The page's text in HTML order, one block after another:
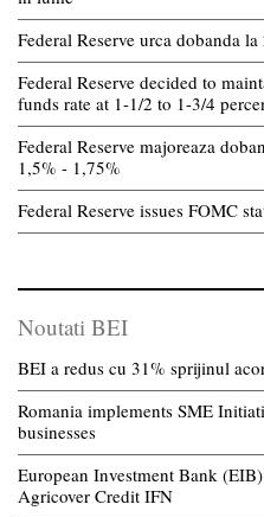
Federal Reserve urca dobanda
Federal Reserve decided to
funds rate at 1-1/2 to 1-3/4
Federal Reserve majoreaza
1,5% - 1,75%
Federal Reserve issues FOMC
Noutati BEI
BEI a redus cu 31% sprijinul
Romania implements SME
businesses
European Investment Bank
Agricover Credit IFN